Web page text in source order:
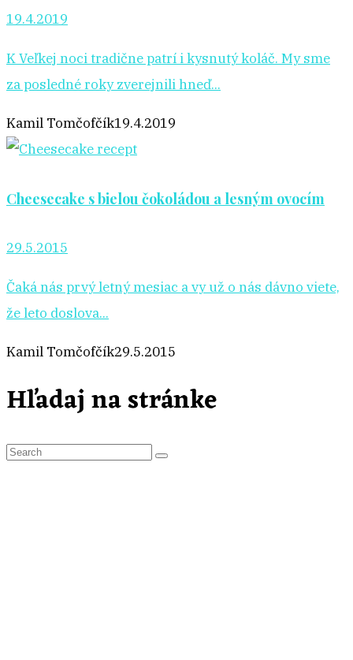
19.4.2019
K Veľkej noci tradične patrí i kysnutý koláč. My sme
za posledné roky zverejnili hneď...
Kamil Tomčofčík19.4.2019
Cheesecake s bielou čokoládou a lesným ovocím
29.5.2015
Čaká nás prvý letný mesiac a vy už o nás dávno viete,
že leto doslova...
Kamil Tomčofčík29.5.2015
Hľadaj na stránke
S